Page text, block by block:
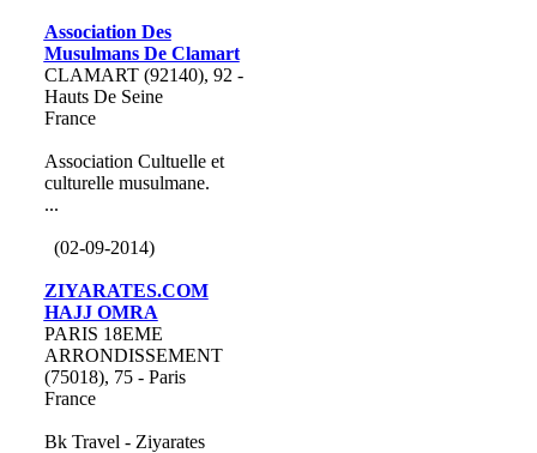
Association Des
Musulmans De Clamart
CLAMART (92140), 92 -
Hauts De Seine
France
Association Cultuelle et
culturelle musulmane.
...
(02-09-2014)
ZIYARATES.COM
HAJJ OMRA
PARIS 18EME
ARRONDISSEMENT
(75018), 75 - Paris
France
Bk Travel - Ziyarates